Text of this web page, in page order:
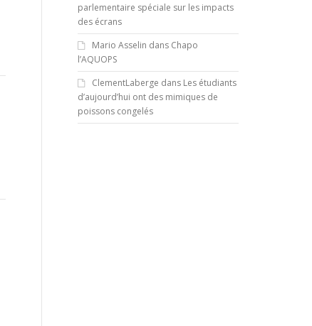
parlementaire spéciale sur les impacts
des écrans
Mario Asselin dans Chapo
l’AQUOPS
ClementLaberge dans Les étudiants
d’aujourd’hui ont des mimiques de
poissons congelés